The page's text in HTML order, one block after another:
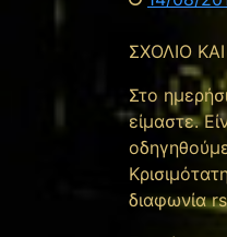
ΣΧΟΛΙΟ
Στο
είμαστε.
διαφωνία